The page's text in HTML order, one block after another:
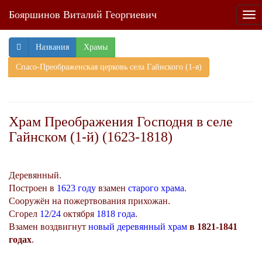
Бояршинов Виталий Георгиевич
Названия Храмы
Спасо-Преображенская церковь села Гайнского (1-я)
Храм Преображения Господня в селе
Гайнском (1-й) (1623-1818)
Деревянный.
Построен в 1623 году взамен старого храма.
Сооружён на пожертвования прихожан.
Сгорел 12/24 октября 1818 года.
Взамен воздвигнут новый деревянный храм в 1821-1841
годах.